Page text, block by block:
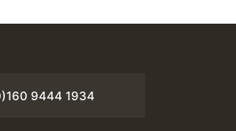
9444 1934